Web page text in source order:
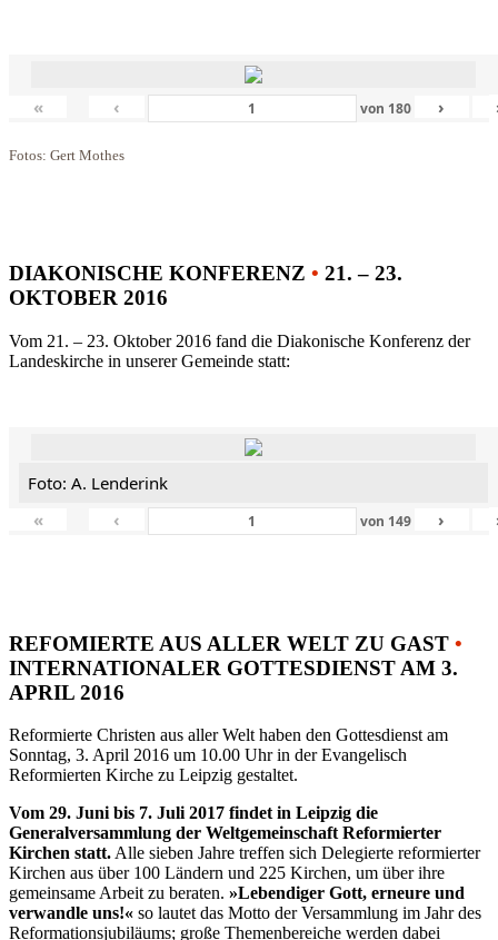
« ‹ von 180 ›
Fotos: Gert Mothes
DIAKONISCHE KONFERENZ • 21. – 23.
OKTOBER 2016
Vom 21. – 23. Oktober 2016 fand die Diakonische Konferenz der
Landeskirche in unserer Gemeinde statt:
Foto: A. Lenderink
«
‹ von 149 ›
REFOMIERTE AUS ALLER WELT ZU GAST •
INTERNATIONALER GOTTESDIENST AM 3.
APRIL 2016
Reformierte Christen aus aller Welt haben den Gottesdienst am
Sonntag, 3. April 2016 um 10.00 Uhr in der Evangelisch
Reformierten Kirche zu Leipzig gestaltet.
Vom 29. Juni bis 7. Juli 2017 findet in Leipzig die
Generalversammlung der Weltgemeinschaft Reformierter
Kirchen statt.Alle sieben Jahre treffen sich Delegierte reformierter
Kirchen aus über 100 Ländern und 225 Kirchen, um über ihre
gemeinsame Arbeit zu beraten. »Lebendiger Gott, erneure und
verwandle uns!« so lautet das Motto der Versammlung im Jahr des
Reformationsjubiläums; große Themenbereiche werden dabei